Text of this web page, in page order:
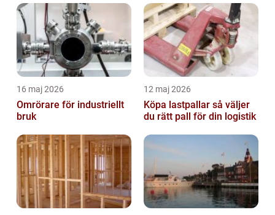
16 maj 2026
Omrörare för industriellt
bruk
12 maj 2026
Köpa lastpallar så väljer
du rätt pall för din logistik